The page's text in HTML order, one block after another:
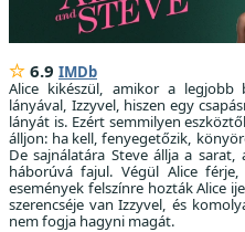
6.9 IMDb
Alice kikészül, amikor a legjobb
lányával, Izzyvel, hiszen egy
lányát is. Ezért semmilyen
álljon: ha kell, fenyegetőzik,
De sajnálatára Steve állja a
háborúvá fajul. Végül Alice
események felszínre hozták Alice
szerencséje van Izzyvel, és
nem fogja hagyni magát.